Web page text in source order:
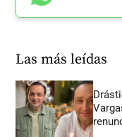
Las más leídas